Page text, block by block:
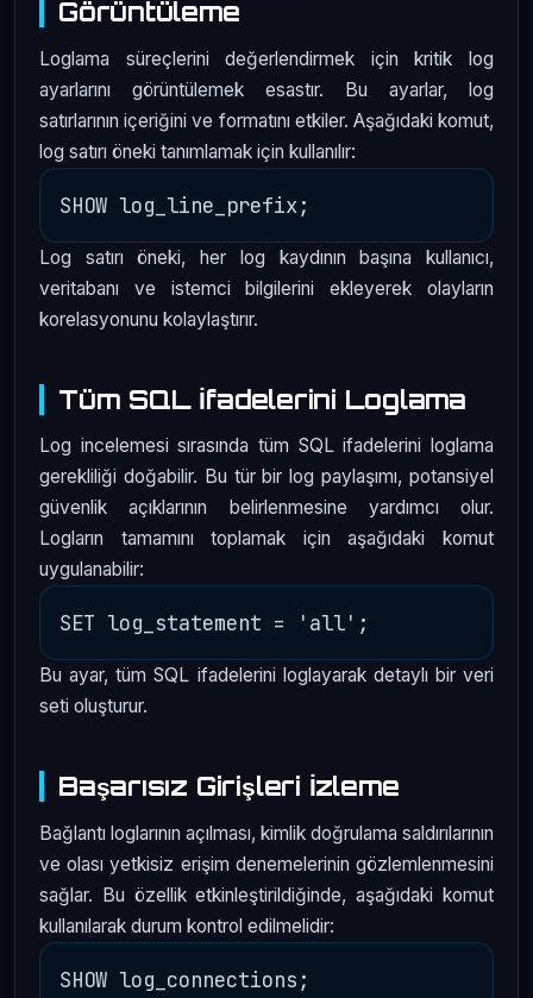
Görüntüleme
Loglama süreçlerini değerlendirmek için kritik log
ayarlarını görüntülemek esastır. Bu ayarlar, log
satırlarının içeriğini ve formatını etkiler. Aşağıdaki komut,
log satırı öneki tanımlamak için kullanılır:
Log satırı öneki, her log kaydının başına kullanıcı,
veritabanı ve istemci bilgilerini ekleyerek olayların
korelasyonunu kolaylaştırır.
Tüm SQL İfadelerini Loglama
Log incelemesi sırasında tüm SQL ifadelerini loglama
gerekliliği doğabilir. Bu tür bir log paylaşımı, potansiyel
güvenlik açıklarının belirlenmesine yardımcı olur.
Logların tamamını toplamak için aşağıdaki komut
uygulanabilir:
Bu ayar, tüm SQL ifadelerini loglayarak detaylı bir veri
seti oluşturur.
Başarısız Girişleri İzleme
Bağlantı loglarının açılması, kimlik doğrulama saldırılarının
ve olası yetkisiz erişim denemelerinin gözlemlenmesini
sağlar. Bu özellik etkinleştirildiğinde, aşağıdaki komut
kullanılarak durum kontrol edilmelidir: